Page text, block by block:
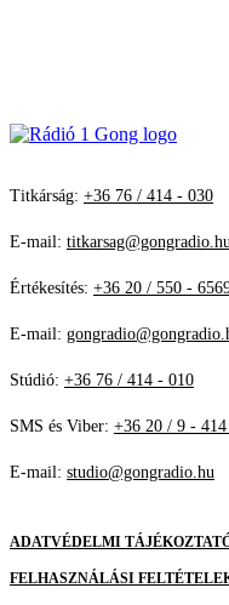
Titkárság: +36 76 / 414 - 030
E-mail: titkarsag@gongradio.hu
Értékesítés: +36 20 / 550 -
E-mail:
Stúdió: +36 76 / 414 - 010
SMS és Viber: +36 20 / 9 -
E-mail: studio@gongradio.hu
ADATVÉDELMI
FELHASZNÁLÁSI